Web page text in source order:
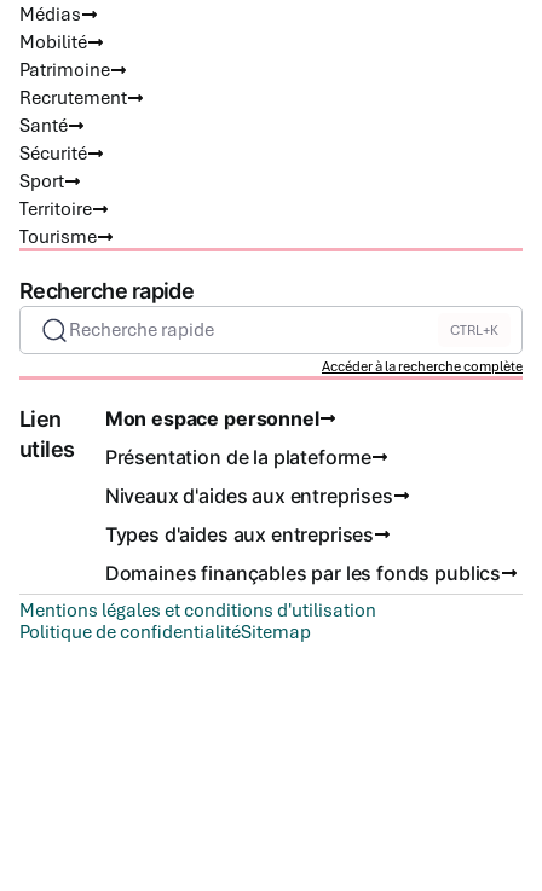
Médias
Mobilité
Patrimoine
Recrutement
Santé
Sécurité
Sport
Territoire
Tourisme
Recherche rapide
Recherche rapide CTRL+K
Accéder à la recherche complète
Lien
utiles
Mon espace personnel
Présentation de la plateforme
Niveaux d'aides aux entreprises
Types d'aides aux entreprises
Domaines finançables par les fonds publics
Mentions légales et conditions d'utilisation
Politique de confidentialitéSitemap